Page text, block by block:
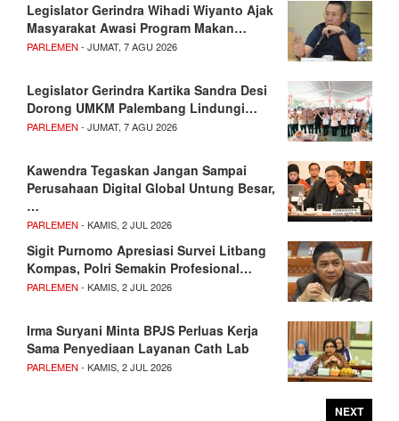
Legislator Gerindra Wihadi Wiyanto Ajak
Masyarakat Awasi Program Makan…
PARLEMEN - JUMAT, 7 AGU 2026
Legislator Gerindra Kartika Sandra Desi
Dorong UMKM Palembang Lindungi…
PARLEMEN - JUMAT, 7 AGU 2026
Kawendra Tegaskan Jangan Sampai
Perusahaan Digital Global Untung Besar,
…
PARLEMEN - KAMIS, 2 JUL 2026
Sigit Purnomo Apresiasi Survei Litbang
Kompas, Polri Semakin Profesional…
PARLEMEN - KAMIS, 2 JUL 2026
Irma Suryani Minta BPJS Perluas Kerja
Sama Penyediaan Layanan Cath Lab
PARLEMEN - KAMIS, 2 JUL 2026
NEXT